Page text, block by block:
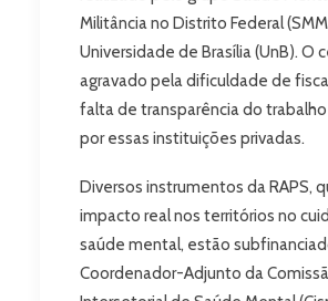
Militância no Distrito Federal
Universidade de Brasília (UnB). O
agravado pela dificuldade de
falta de transparência do
por essas instituições privadas.
Diversos instrumentos da RAPS,
impacto real nos territórios no
saúde mental, estão
Coordenador-Adjunto da